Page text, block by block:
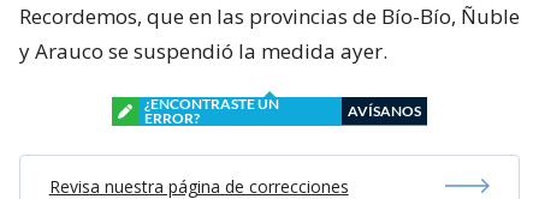
Recordemos, que en las provincias de Bío-Bío, Ñuble
y Arauco se suspendió la medida ayer.
¿ENCONTRASTE UN
ERROR?
AVÍSANOS
Revisa nuestra página de correcciones